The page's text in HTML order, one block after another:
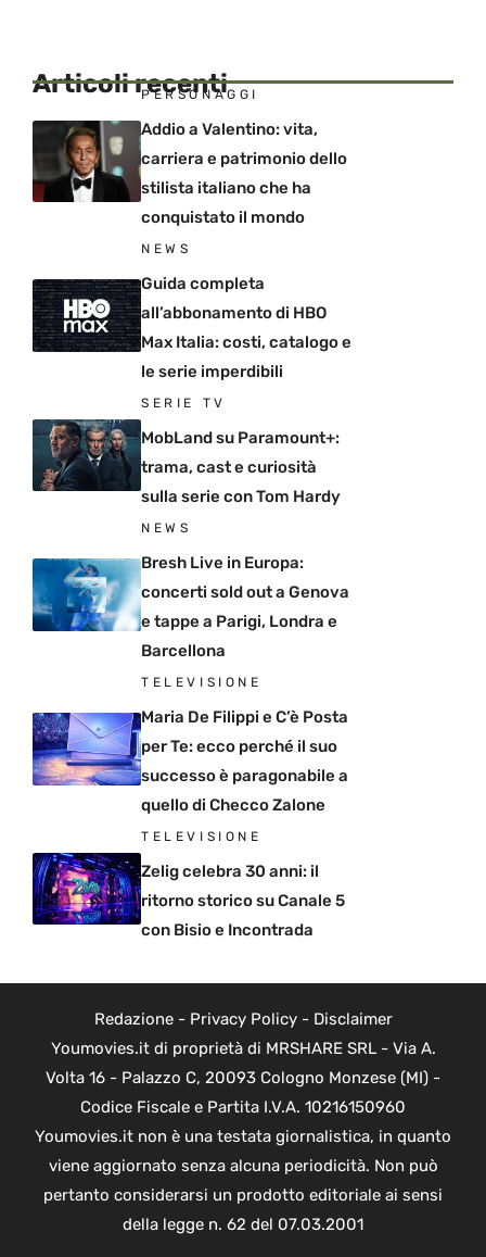
Articoli recenti
PERSONAGGI
Addio a Valentino: vita,
carriera e patrimonio dello
stilista italiano che ha
conquistato il mondo
NEWS
Guida completa
all’abbonamento di HBO
Max Italia: costi, catalogo e
le serie imperdibili
SERIE TV
MobLand su Paramount+:
trama, cast e curiosità
sulla serie con Tom Hardy
NEWS
Bresh Live in Europa:
concerti sold out a Genova
e tappe a Parigi, Londra e
Barcellona
TELEVISIONE
Maria De Filippi e C’è Posta
per Te: ecco perché il suo
successo è paragonabile a
quello di Checco Zalone
TELEVISIONE
Zelig celebra 30 anni: il
ritorno storico su Canale 5
con Bisio e Incontrada
Redazione- Privacy Policy- Disclaimer
Youmovies.it di proprietà di MRSHARE SRL - Via A.
Volta 16 - Palazzo C, 20093 Cologno Monzese (MI) -
Codice Fiscale e Partita I.V.A. 10216150960
Youmovies.it non è una testata giornalistica, in quanto
viene aggiornato senza alcuna periodicità. Non può
pertanto considerarsi un prodotto editoriale ai sensi
della legge n. 62 del 07.03.2001